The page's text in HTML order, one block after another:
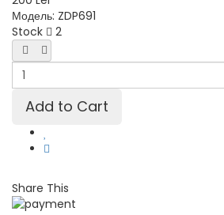
Модель: ZDP691
Stock
2
Share This